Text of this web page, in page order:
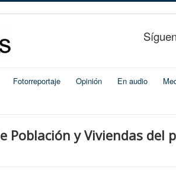
Sí
Fotorreportaje Opinión En audio
Población y Viviendas del